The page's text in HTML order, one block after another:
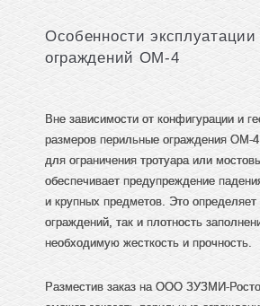
Особенности
ограждений ОМ-4
Вне зависимости от конфигурации и
размеров перильные ограждения ОМ-
для ограничения тротуара или
обеспечивает предупреждение
и крупных предметов. Это определяет
ограждений, так и плотность
необходимую жесткость и прочность.
Разместив заказ на ООО ЗУЗМИ-